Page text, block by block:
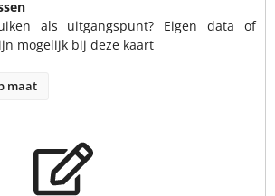
als uitgangspunt? Eigen data of
mogelijk bij deze kaart
maat